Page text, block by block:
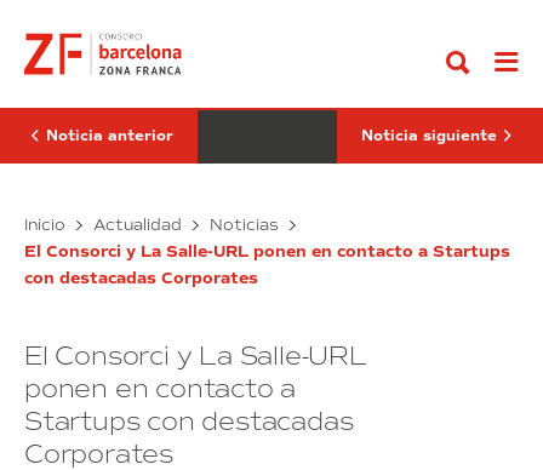
contenido
expone
en
la
del
Clima
transformación
de
Zona
Barcelona
Noticia anterior
presupuesto
el
2020
de
millones
Noticia siguiente
Inicio Actualidad Noticias
El Consorci y La Salle-URL ponen en contacto a Startups
con destacadas Corporates
El Consorci y La Salle-URL
ponen en contacto a
Startups con destacadas
Corporates
Navarro
expone
en
del
Clima
COP25
el
proceso
aprueba